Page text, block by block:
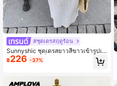
#ชุดเดรสฤดูร้อน
Sunnyshic ชุดเดรสยาวสีขาวเข้ารูปเนื้
อผ้ามีลวดลายกึ่งโปร่งใสสำหรับวันหยุด
พักผ่อน พร้อมคอคล้องคอผ้าลูกไม้สีชมพู
฿226 -37%